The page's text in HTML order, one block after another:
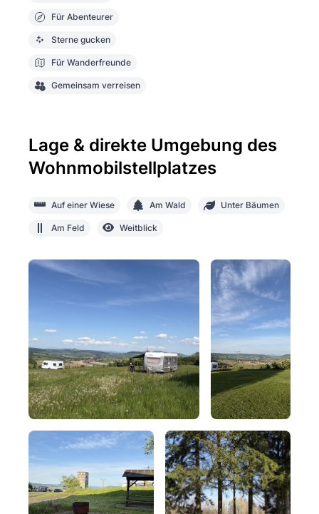
Für Abenteurer
Sterne gucken
Für Wanderfreunde
Gemeinsam verreisen
Lage & direkte Umgebung des
Wohnmobilstellplatzes
Auf einer Wiese Am Wald Unter Bäumen
Am Feld Weitblick